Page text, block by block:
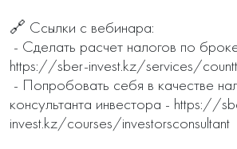
🔗 Ссылки с вебинара:
https://sber-invest.kz/services/
консультанта инвестора - https://
invest.kz/courses/investorsconsultant